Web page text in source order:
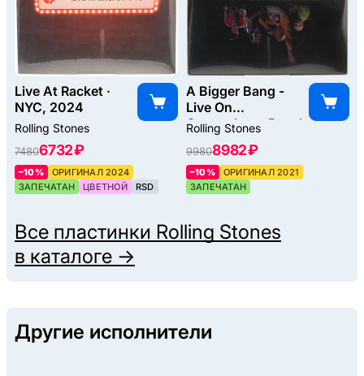
Live At Racket ·
NYC, 2024
Rolling Stones
74806732 ₽
–10%
ОРИГИНАЛ 2024
ЗАПЕЧАТАН
ЦВЕТНОЙ RSD
A Bigger Bang -
Live On
Copacabana Beach
(3LP), 2021
Rolling Stones
99808982 ₽
–10%
ОРИГИНАЛ 2021
ЗАПЕЧАТАН
Все пластинки Rolling Stones
в каталоге →
Другие исполнители